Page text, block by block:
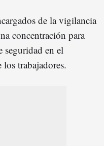
de la vigilancia
concentración para
seguridad en el
trabajadores.